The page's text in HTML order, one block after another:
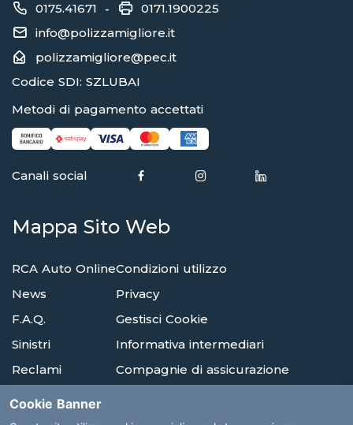
0175.41671 -
0171.1900225
info@polizzamigliore.it
polizzamigliore@pec.it
Codice SDI: SZLUBAI
Metodi di pagamento accettati
Canali social
Mappa Sito Web
RCA Auto Online
News
F.A.Q.
Sinistri
Reclami
Condizioni utilizzo
Privacy
Gestisci Cookie
Informativa intermediari
Compagnie di assicurazione
Albi E Ordini
Cookie Banner